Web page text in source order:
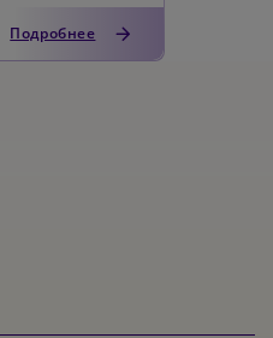
Подробнее